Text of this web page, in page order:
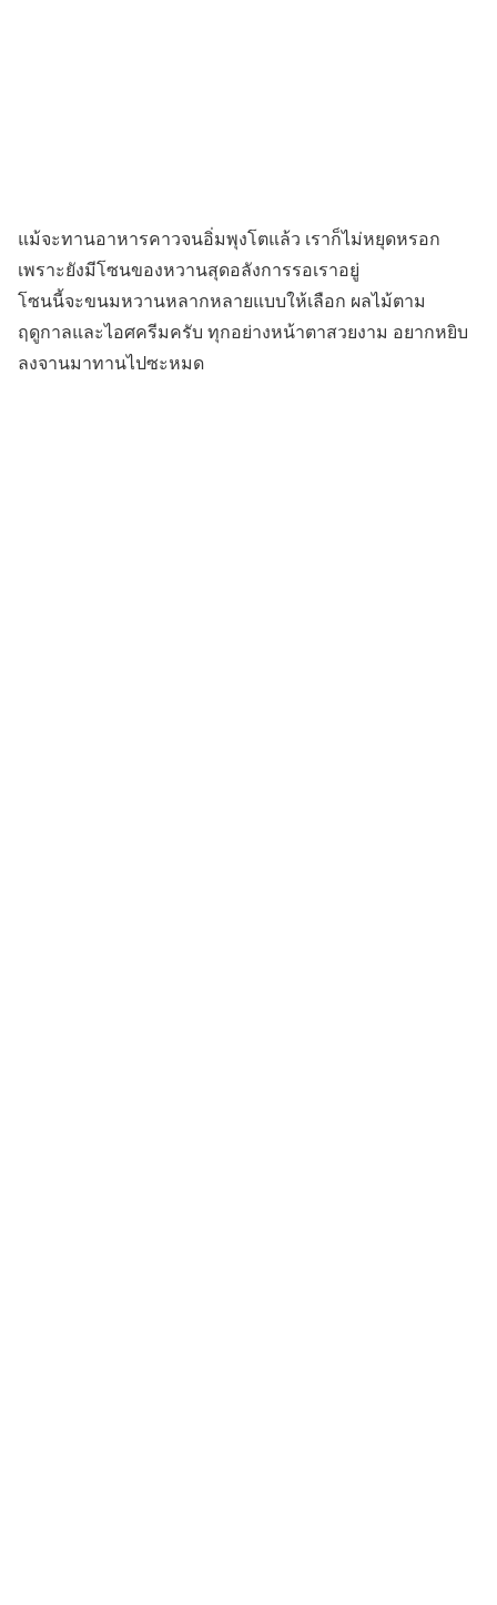
แม้จะทานอาหารคาวจนอิ่มพุงโตแล้ว เราก็ไม่หยุดหรอก
เพราะยังมีโซนของหวานสุดอลังการรอเราอยู่
โซนนี้จะขนมหวานหลากหลายแบบให้เลือก ผลไม้ตาม
ฤดูกาลและไอศครีมครับ ทุกอย่างหน้าตาสวยงาม อยากหยิบ
ลงจานมาทานไปซะหมด